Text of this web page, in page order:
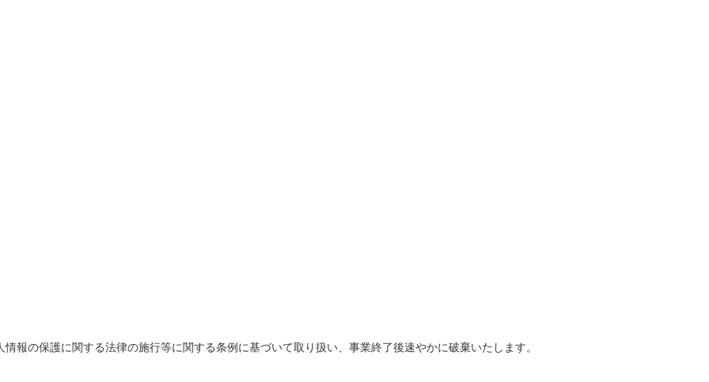
報の保護に関する法律の施行等に関する条例に基づいて取り扱い、事業終了後速やかに破棄いたします。